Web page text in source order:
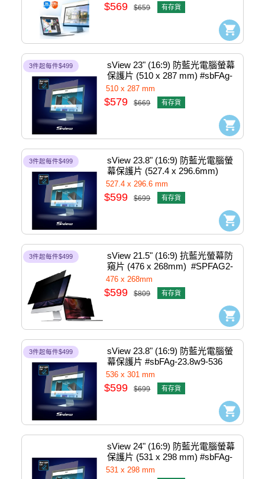
$569 $659 有存貨
3件起每件$499
sView 23" (16:9) 防藍光電腦螢幕
保護片 (510 x 287 mm) #sbFAg-
23w9
510 x 287 mm
$579 $669 有存貨
3件起每件$499
sView 23.8" (16:9) 防藍光電腦螢
幕保護片 (527.4 x 296.6mm)
#SBFAG-23.8w9
527.4 x 296.6 mm
$599 $699 有存貨
3件起每件$499
sView 21.5" (16:9) 抗藍光螢幕防
窺片 (476 x 268mm)  #SPFAG2-
21.5W9
476 x 268mm
$599 $809 有存貨
3件起每件$499
sView 23.8" (16:9) 防藍光電腦螢
幕保護片 #sbFAg-23.8w9-536
536 x 301 mm
$599 $699 有存貨
sView 24" (16:9) 防藍光電腦螢幕
保護片 (531 x 298 mm) #sbFAg-
24w9
531 x 298 mm